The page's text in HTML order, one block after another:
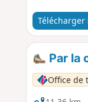
forêts
randonnée
découvrir
la soupe.
invitent à
possibilités
Télécharger
Par la
Office de